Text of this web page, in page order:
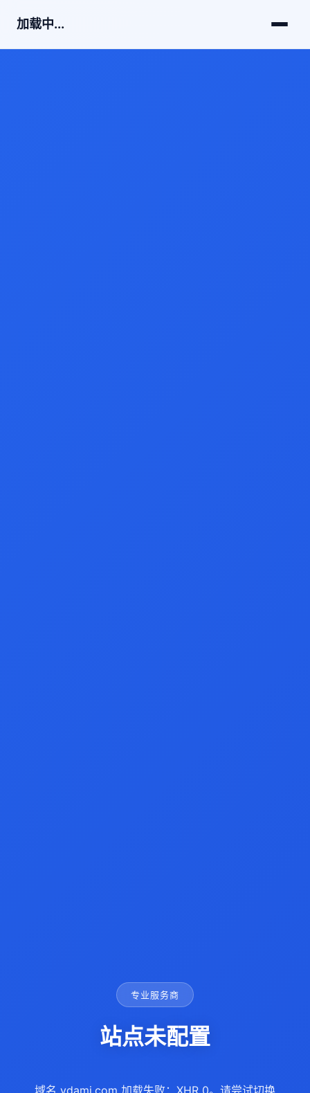
加载中...
专业服务商
站点未配置
域名 vdami.com 加载失败：XHR 0。请尝试切换